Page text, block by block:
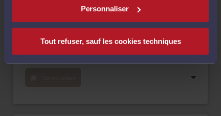
Personnaliser
Tout refuser, sauf les cookies techniques
Droit routier et de la circulation routière